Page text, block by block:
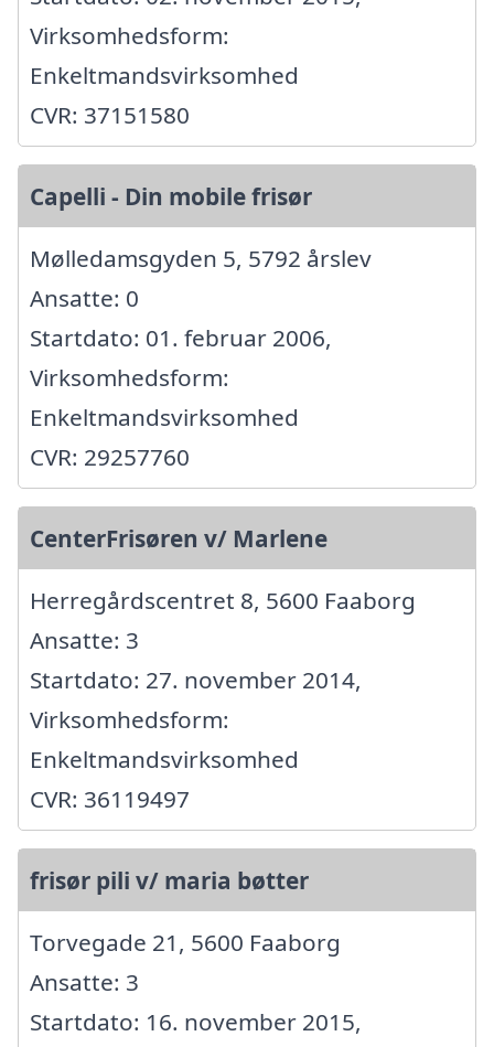
Virksomhedsform:
Enkeltmandsvirksomhed
CVR: 37151580
Capelli - Din mobile frisør
Mølledamsgyden 5, 5792 årslev
Ansatte: 0
Startdato: 01. februar 2006,
Virksomhedsform:
Enkeltmandsvirksomhed
CVR: 29257760
CenterFrisøren v/ Marlene
Herregårdscentret 8, 5600 Faaborg
Ansatte: 3
Startdato: 27. november 2014,
Virksomhedsform:
Enkeltmandsvirksomhed
CVR: 36119497
frisør pili v/ maria bøtter
Torvegade 21, 5600 Faaborg
Ansatte: 3
Startdato: 16. november 2015,